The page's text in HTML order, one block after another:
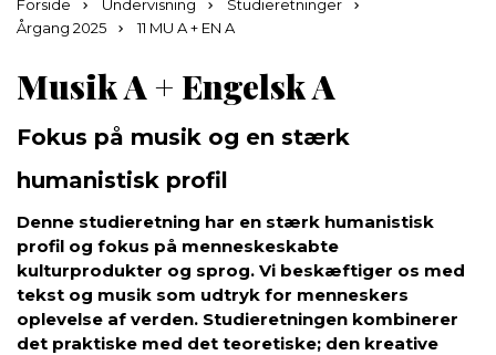
Forside Undervisning
Studieretninger
Årgang 2025
11 MU A + EN A
Musik A + Engelsk A
Fokus på musik og en stærk
humanistisk profil
Denne studieretning har en stærk humanistisk
profil og fokus på menneskeskabte
kulturprodukter og sprog. Vi beskæftiger os med
tekst og musik som udtryk for menneskers
oplevelse af verden. Studieretningen kombinerer
det praktiske med det teoretiske; den kreative